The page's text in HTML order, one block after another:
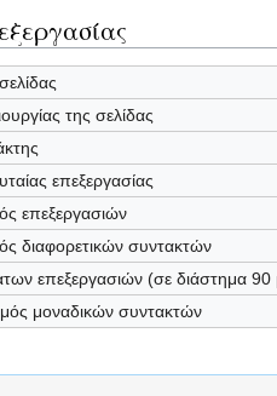
της σελίδας
επεξεργασίας
επεξεργασιών
διαφορετικών συντακτών
επεξεργασιών (σε διάστημα 90
μοναδικών συντακτών